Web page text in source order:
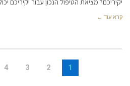
יקיריכם? מציאת הטיפול הנכון עבור יקיריכם
קרא עוד ←
1
2
3
4